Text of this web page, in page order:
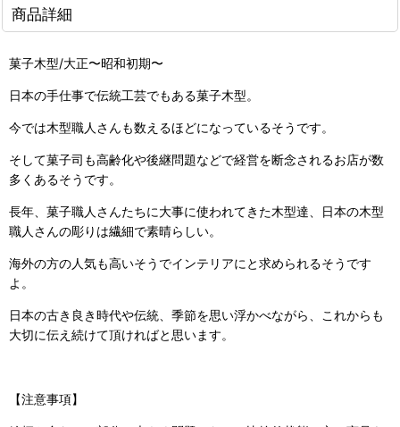
商品詳細
菓子木型/大正〜昭和初期〜
日本の手仕事で伝統工芸でもある菓子木型。
今では木型職人さんも数えるほどになっているそうです。
そして菓子司も高齢化や後継問題などで経営を断念されるお店が数
多くあるそうです。
長年、菓子職人さんたちに大事に使われてきた木型達、日本の木型
職人さんの彫りは繊細で素晴らしい。
海外の方の人気も高いそうでインテリアにと求められるそうです
よ。
日本の古き良き時代や伝統、季節を思い浮かべながら、これからも
大切に伝え続けて頂ければと思います。
【注意事項】